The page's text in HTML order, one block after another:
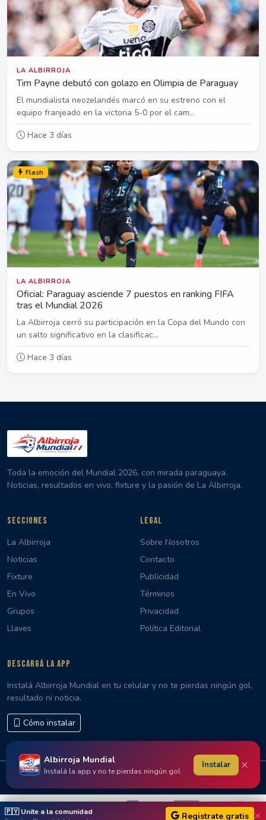
LA ALBIRROJA
Tim Payne debutó con golazo en Olimpia de Paraguay
El mundialista neozelandés marcó en su estreno con el
equipo franjeado en la victoria 5-0 por el cam...
Hace 3 días
Flash
LA ALBIRROJA
Oficial: Paraguay asciende 7 puestos en ranking FIFA
tras el Mundial 2026
La Albirroja cerró su participación en la Copa del Mundo con
un salto significativo en la clasificac...
Hace 3 días
Toda la emoción del Mundial 2026, con mirada paraguaya.
Noticias, resultados en vivo, fixture y la pasión de La Albirroja.
SECCIONES
La Albirroja
Noticias
Fixture
En Vivo
Grupos
Llaves
LEGAL
Sobre Nosotros
Contacto
Publicidad
Términos
Privacidad
Política Editorial
DESCARGÁ LA APP
Instalá Albirroja Mundial en tu celular y no te pierdas ningún gol,
resultado ni noticia.
Cómo instalar
© 2026 Albirroja Mundial · Hecho con 🇵🇾 en Paraguay
🇵🇾
🇵🇾 Unite a la comunidad Registrate gratis
Albirroja Mundial
Instalá la app y no te pierdas ningún gol
Instalar ×